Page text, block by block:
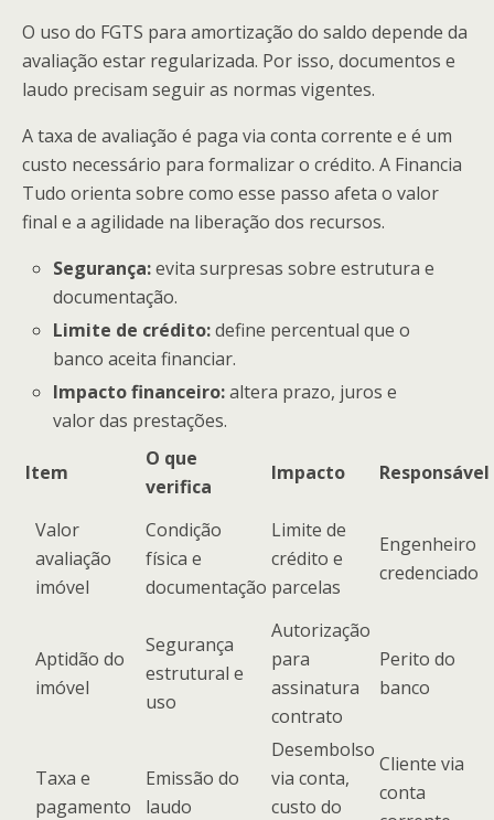
O uso do FGTS para amortização do saldo depende da
avaliação estar regularizada. Por isso, documentos e
laudo precisam seguir as normas vigentes.
A taxa de avaliação é paga via conta corrente e é um
custo necessário para formalizar o crédito. A Financia
Tudo orienta sobre como esse passo afeta o valor
final e a agilidade na liberação dos recursos.
Segurança:evita surpresas sobre estrutura e
documentação.
Limite de crédito:define percentual que o
banco aceita financiar.
Impacto financeiro:altera prazo, juros e
valor das prestações.
Item
O que
verifica
Impacto Responsável
Valor
avaliação
imóvel
Condição
física e
documentação
Limite de
crédito e
parcelas
Engenheiro
credenciado
Aptidão do
imóvel
Segurança
estrutural e
uso
Autorização
para
assinatura
contrato
Perito do
banco
Taxa e
pagamento
Emissão do
laudo
Desembolso
via conta,
custo do
Cliente via
conta